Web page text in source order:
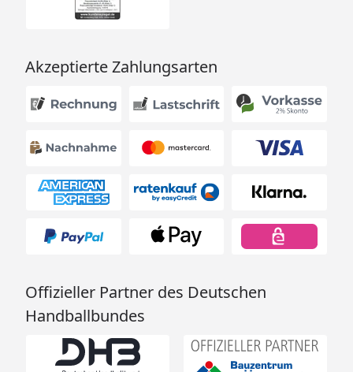
Akzeptierte Zahlungsarten
Offizieller Partner des Deutschen
Handballbundes